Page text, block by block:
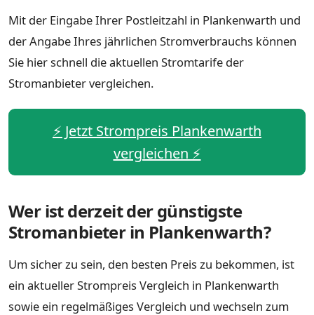
Mit der Eingabe Ihrer Postleitzahl in Plankenwarth und
der Angabe Ihres jährlichen Stromverbrauchs können
Sie hier schnell die aktuellen Stromtarife der
Stromanbieter vergleichen.
⚡️ Jetzt Strompreis Plankenwarth
vergleichen ⚡️
Wer ist derzeit der günstigste
Stromanbieter in Plankenwarth?
Um sicher zu sein, den besten Preis zu bekommen, ist
ein aktueller Strompreis Vergleich in Plankenwarth
sowie ein regelmäßiges Vergleich und wechseln zum